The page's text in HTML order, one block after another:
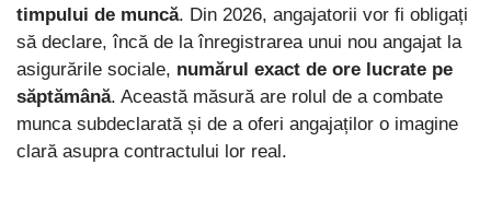
timpului de muncă. Din 2026, angajatorii vor fi obligați
să declare, încă de la înregistrarea unui nou angajat la
asigurările sociale, numărul exact de ore lucrate pe
săptămână. Această măsură are rolul de a combate
munca subdeclarată și de a oferi angajaților o imagine
clară asupra contractului lor real.